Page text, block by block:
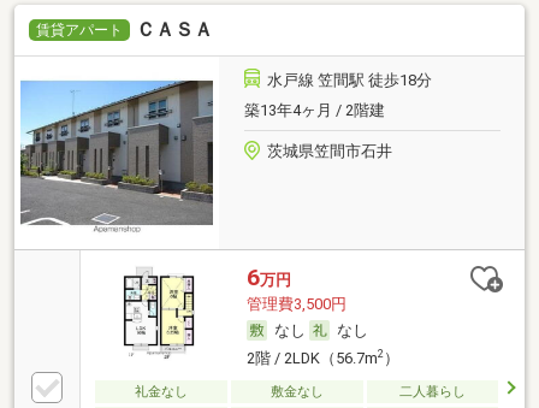
賃貸アパート ＣＡＳＡ
水戸線 笠間駅 徒歩18分
築13年4ヶ月 / 2階建
茨城県笠間市石井
6万円
管理費3,500円
なし
なし
2階 / 2LDK（56.7m2）
礼金なし 敷金なし
二人暮らし